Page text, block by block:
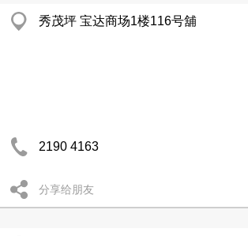
秀茂坪 宝达商场1楼116号舖
2190 4163
分享给朋友